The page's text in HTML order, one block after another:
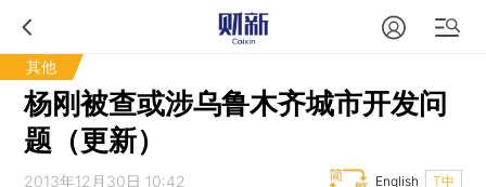
其他
杨刚被查或涉乌鲁木齐城市开发问
题（更新）
2013年12月30日 10:42 T中
English